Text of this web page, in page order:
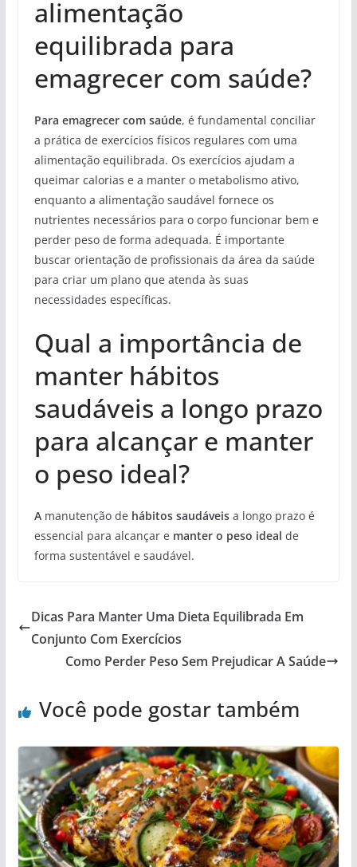
alimentação
equilibrada para
emagrecer com saúde?
Para emagrecer com saúde, é fundamental conciliar
a prática de exercícios físicos regulares com uma
alimentação equilibrada. Os exercícios ajudam a
queimar calorias e a manter o metabolismo ativo,
enquanto a alimentação saudável fornece os
nutrientes necessários para o corpo funcionar bem e
perder peso de forma adequada. É importante
buscar orientação de profissionais da área da saúde
para criar um plano que atenda às suas
necessidades específicas.
Qual a importância de
manter hábitos
saudáveis a longo prazo
para alcançar e manter
o peso ideal?
Amanutenção de hábitos saudáveisa longo prazo é
essencial para alcançar e manter o peso ideal de
forma sustentável e saudável.
Dicas Para Manter Uma Dieta Equilibrada Em
Conjunto Com Exercícios
Como Perder Peso Sem Prejudicar A Saúde
Você pode gostar também